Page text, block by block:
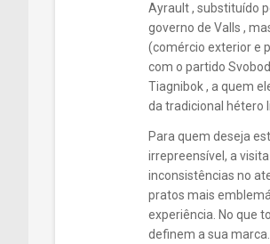
Ayrault , substituído
governo de Valls ,
(comércio exterior e
com o partido
Tiagnibok , a quem
da tradicional hétero
Para quem deseja
irrepreensível, a
inconsistências no
pratos mais
experiência. No que
definem a sua